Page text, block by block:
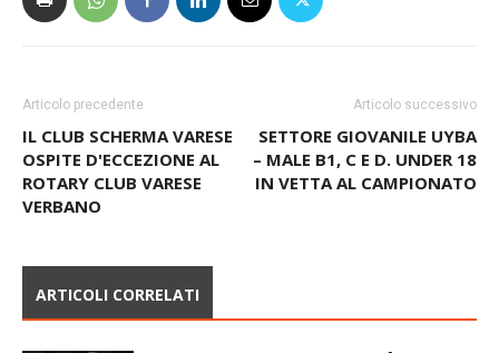
Articolo precedente
IL CLUB SCHERMA VARESE
OSPITE D'ECCEZIONE AL
ROTARY CLUB VARESE
VERBANO
Articolo successivo
SETTORE GIOVANILE UYBA
– MALE B1, C E D. UNDER 18
IN VETTA AL CAMPIONATO
ARTICOLI CORRELATI